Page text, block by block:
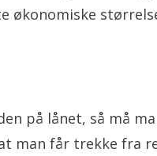
økonomiske
på lånet, så må
man får trekke fra